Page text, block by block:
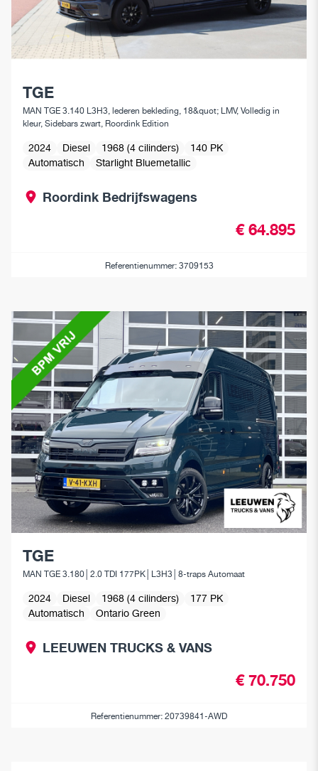
TGE
MAN TGE 3.140 L3H3, lederen bekleding, 18&quot; LMV, Volledig in
kleur, Sidebars zwart, Roordink Edition
2024 Diesel 1968 (4 cilinders)
140 PK
Automatisch
Starlight Bluemetallic
Roordink Bedrijfswagens
€ 64.895
Referentienummer: 3709153
TGE
MAN TGE 3.180│2.0 TDI 177PK│L3H3│8-traps Automaat
2024 Diesel 1968 (4 cilinders)
177 PK
Automatisch
Ontario Green
LEEUWEN TRUCKS & VANS
€ 70.750
Referentienummer: 20739841-AWD